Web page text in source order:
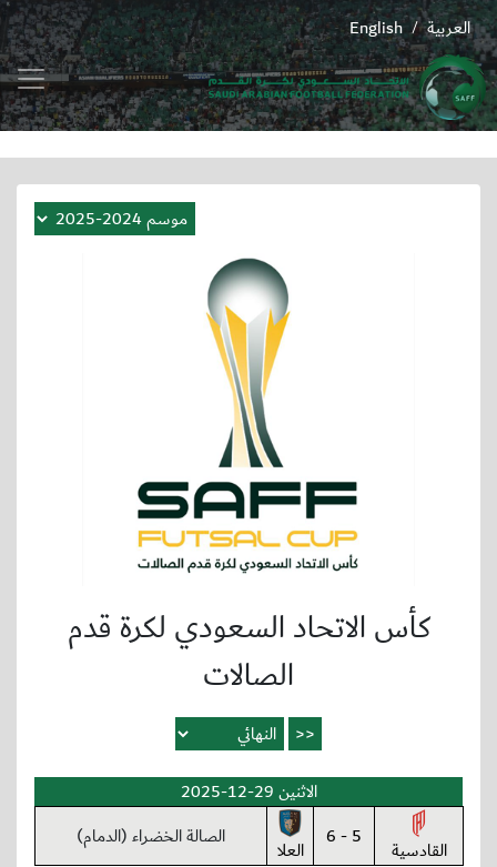
English / العربية
كأس الاتحاد السعودي لكرة قدم
الصالات
الاثنين 29-12-2025
القادسية 5 - 6 العلا الصالة الخضراء (الدمام)